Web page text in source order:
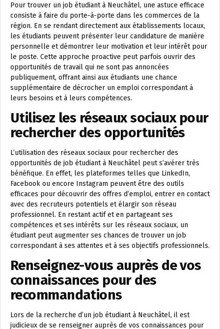
Pour trouver un job étudiant à Neuchâtel, une astuce efficace
consiste à faire du porte-à-porte dans les commerces de la
région. En se rendant directement aux établissements locaux,
les étudiants peuvent présenter leur candidature de manière
personnelle et démontrer leur motivation et leur intérêt pour
le poste. Cette approche proactive peut parfois ouvrir des
opportunités de travail qui ne sont pas annoncées
publiquement, offrant ainsi aux étudiants une chance
supplémentaire de décrocher un emploi correspondant à
leurs besoins et à leurs compétences.
Utilisez les réseaux sociaux pour
rechercher des opportunités
L’utilisation des réseaux sociaux pour rechercher des
opportunités de job étudiant à Neuchâtel peut s’avérer très
bénéfique. En effet, les plateformes telles que LinkedIn,
Facebook ou encore Instagram peuvent être des outils
efficaces pour découvrir des offres d’emploi, entrer en contact
avec des recruteurs potentiels et élargir son réseau
professionnel. En restant actif et en partageant ses
compétences et ses intérêts sur les réseaux sociaux, un
étudiant peut augmenter ses chances de trouver un job
correspondant à ses attentes et à ses objectifs professionnels.
Renseignez-vous auprès de vos
connaissances pour des
recommandations
Lors de la recherche d’un job étudiant à Neuchâtel, il est
judicieux de se renseigner auprès de vos connaissances pour